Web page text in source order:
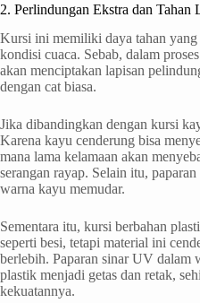
2. Perlindungan Ekstra dan Tahan
Kursi ini memiliki daya tahan yang
kondisi cuaca. Sebab, dalam
akan menciptakan lapisan
dengan cat biasa.
Jika dibandingkan dengan kursi
Karena kayu cenderung bisa
mana lama kelamaan akan
serangan rayap. Selain itu,
warna kayu memudar.
Sementara itu, kursi berbahan
seperti besi, tetapi material ini
berlebih. Paparan sinar UV dalam
plastik menjadi getas dan retak,
kekuatannya.